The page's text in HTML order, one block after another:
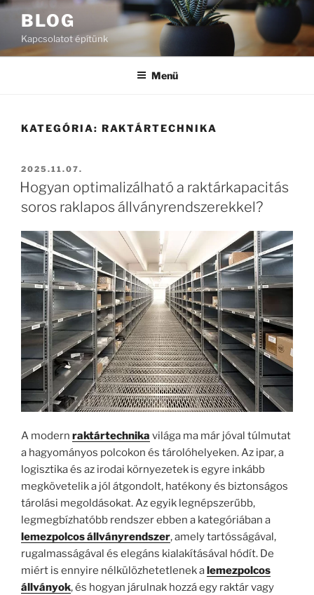
Tartalomhoz
BLOG
Kapcsolatot építünk
Menü
KATEGÓRIA: RAKTÁRTECHNIKA
BEKÜLDVE:
2025.11.07.
Hogyan optimalizálható a raktárkapacitás
soros raklapos állványrendszerekkel?
A modern raktártechnika világa ma már jóval túlmutat
a hagyományos polcokon és tárolóhelyeken. Az ipar, a
logisztika és az irodai környezetek is egyre inkább
megkövetelik a jól átgondolt, hatékony és biztonságos
tárolási megoldásokat. Az egyik legnépszerűbb,
legmegbízhatóbb rendszer ebben a kategóriában a
lemezpolcos állványrendszer, amely tartósságával,
rugalmasságával és elegáns kialakításával hódít. De
miért is ennyire nélkülözhetetlenek a lemezpolcos
állványok, és hogyan járulnak hozzá egy raktár vagy